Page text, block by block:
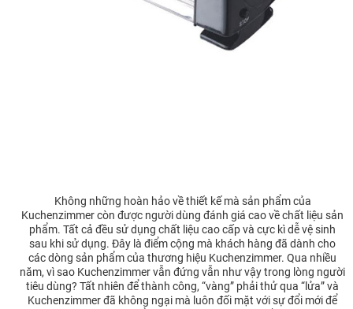
Không những hoàn hảo về thiết kế mà sản phẩm của
Kuchenzimmer còn được người dùng đánh giá cao về chất liệu sản
phẩm. Tất cả đều sử dụng chất liệu cao cấp và cực kì dễ vệ sinh
sau khi sử dụng. Đây là điểm cộng mà khách hàng đã dành cho
các dòng sản phẩm của thương hiệu Kuchenzimmer. Qua nhiều
năm, vì sao Kuchenzimmer vẫn đứng vẫn như vậy trong lòng người
tiêu dùng? Tất nhiên để thành công, “vàng” phải thử qua “lửa” và
Kuchenzimmer đã không ngại mà luôn đối mặt với sự đổi mới để